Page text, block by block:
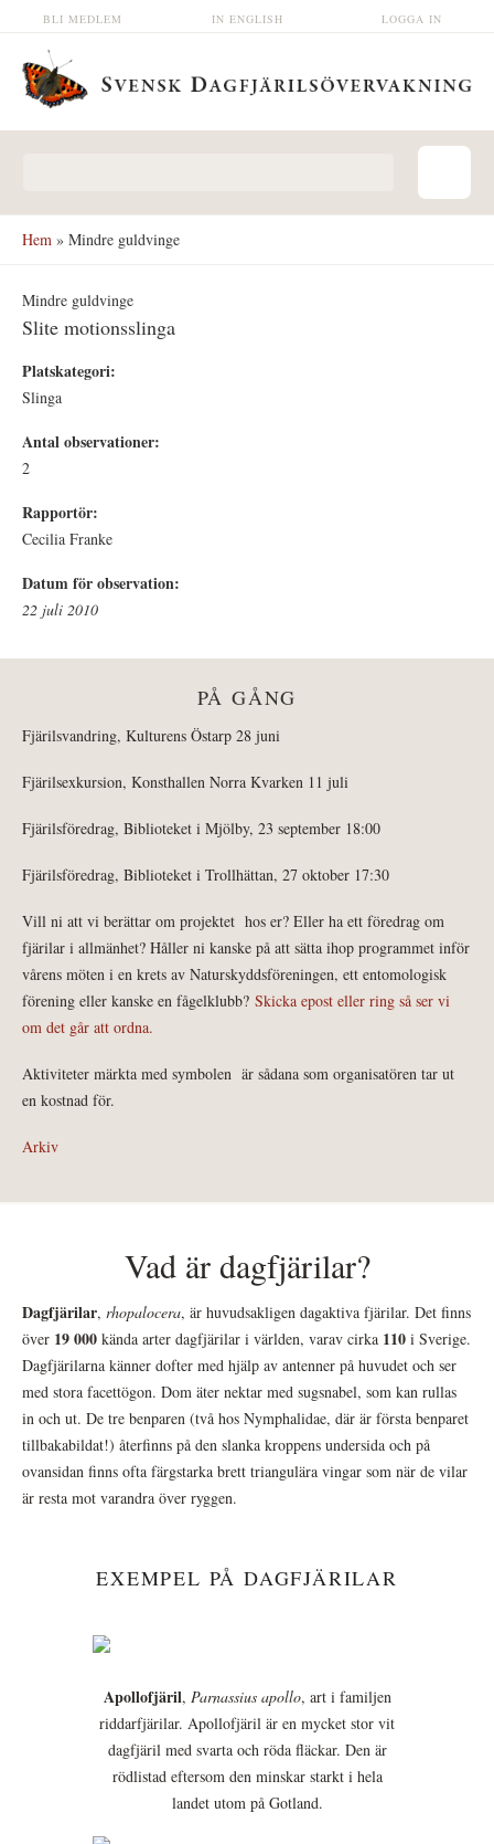
Hoppa till huvudinnehåll LOGGA IN
IN ENGLISH
BLI MEDLEM
Hem » Mindre guldvinge
Mindre guldvinge
Slite motionsslinga
Platskategori:
Slinga
Antal observationer:
2
Rapportör:
Cecilia Franke
Datum för observation:
22 juli 2010
PÅ GÅNG
Fjärilsvandring, Kulturens Östarp 28 juni
Fjärilsexkursion, Konsthallen Norra Kvarken 11 juli
Fjärilsföredrag, Biblioteket i Mjölby, 23 september 18:00
Fjärilsföredrag, Biblioteket i Trollhättan, 27 oktober 17:30
Vill ni att vi berättar om projektet hos er? Eller ha ett föredrag om
fjärilar i allmänhet? Håller ni kanske på att sätta ihop programmet inför
vårens möten i en krets av Naturskyddsföreningen, ett entomologisk
förening eller kanske en fågelklubb? Skicka epost eller ring så ser vi
om det går att ordna.
Aktiviteter märkta med symbolen är sådana som organisatören tar ut
en kostnad för.
Arkiv
Vad är dagfjärilar?
Dagfjärilar, rhopalocera, är huvudsakligen dagaktiva fjärilar. Det finns
över 19 000 kända arter dagfjärilar i världen, varav cirka 110 i Sverige.
Dagfjärilarna känner dofter med hjälp av antenner på huvudet och ser
med stora facettögon. Dom äter nektar med sugsnabel, som kan rullas
in och ut. De tre benparen (två hos Nymphalidae, där är första benparet
tillbakabildat!) återfinns på den slanka kroppens undersida och på
ovansidan finns ofta färgstarka brett triangulära vingar som när de vilar
är resta mot varandra över ryggen.
EXEMPEL PÅ DAGFJÄRILAR
Apollofjäril, Parnassius apollo, art i familjen
riddarfjärilar. Apollofjäril är en mycket stor vit
dagfjäril med svarta och röda fläckar. Den är
rödlistad eftersom den minskar starkt i hela
landet utom på Gotland.